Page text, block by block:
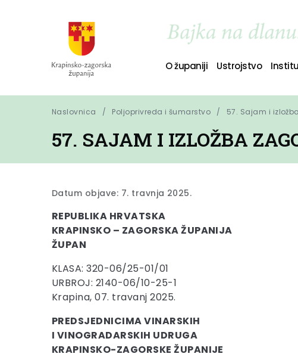
O županiji Ustrojstvo
Naslovnica Poljoprivreda i šumarstvo 57. Sajam i
57. SAJAM I IZLOŽBA
Datum objave: 7. travnja 2025.
REPUBLIKA HRVATSKA
KRAPINSKO – ZAGORSKA ŽUPANIJA
ŽUPAN
KLASA: 320-06/25-01/01
URBROJ: 2140-06/10-25-1
Krapina, 07. travanj 2025.
PREDSJEDNICIMA VINARSKIH
I VINOGRADARSKIH UDRUGA
KRAPINSKO-ZAGORSKE ŽUPANIJE